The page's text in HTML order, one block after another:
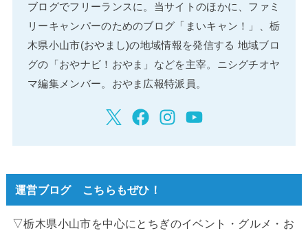
ブログでフリーランスに。当サイトのほかに、ファミ
リーキャンパーのためのブログ「まいキャン！」、栃
木県小山市(おやまし)の地域情報を発信する 地域ブロ
グの「おやナビ！おやま」などを主宰。ニシグチオヤ
マ編集メンバー。おやま広報特派員。
運営ブログ こちらもぜひ！
▽栃木県小山市を中心にとちぎのイベント・グルメ・お